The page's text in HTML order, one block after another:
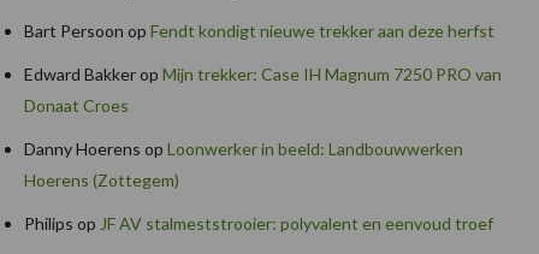
Bart Persoon op Fendt kondigt nieuwe trekker aan deze herfst
Edward Bakkerop Mijn trekker: Case IH Magnum 7250 PRO van
Donaat Croes
Danny Hoerens op Loonwerker in beeld: Landbouwwerken
Hoerens (Zottegem)
Philips op JF AV stalmeststrooier: polyvalent en eenvoud troef